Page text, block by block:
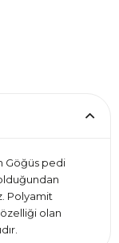
Göğüs pedi
Polyamit
olan